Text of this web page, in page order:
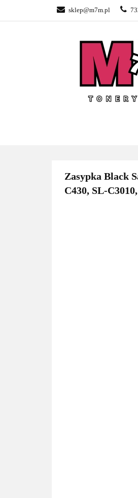
sklep@m7m.pl
Zasypka Black
C430, SL-